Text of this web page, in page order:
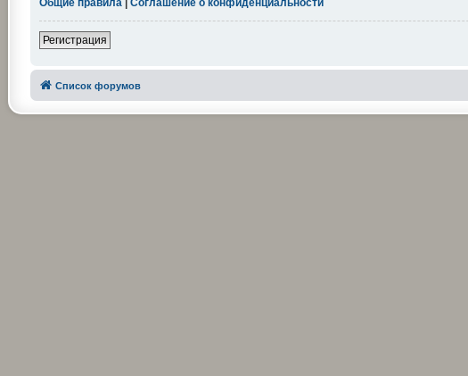
Общие правила| Соглашение о конфиденциальности
Регистрация
Список форумов